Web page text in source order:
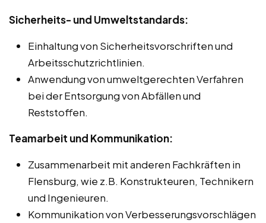
Sicherheits- und Umweltstandards:
Einhaltung von Sicherheitsvorschriften und
Arbeitsschutzrichtlinien.
Anwendung von umweltgerechten Verfahren
bei der Entsorgung von Abfällen und
Reststoffen.
Teamarbeit und Kommunikation:
Zusammenarbeit mit anderen Fachkräften in
Flensburg, wie z.B. Konstrukteuren, Technikern
und Ingenieuren.
Kommunikation von Verbesserungsvorschlägen